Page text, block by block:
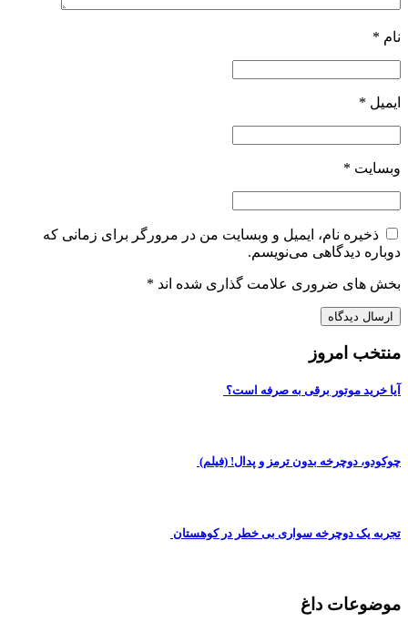
نام *
ایمیل *
وبسایت *
ذخیره نام، ایمیل و وبسایت من در مرورگر برای زمانی که
دوباره دیدگاهی می‌نویسم.
بخش های ضروری علامت گذاری شده اند *
منتخب امروز
آیا خرید موتور برقی به صرفه است؟
چوکودو، دوچرخه بدون ترمز و پدال! (فیلم)
تجربه یک دوچرخه سواری بی خطر در کوهستان
موضوعات داغ